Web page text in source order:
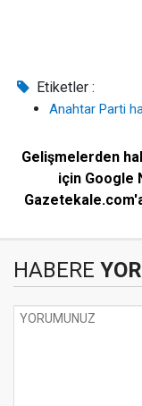
Etiketler :
Anahtar Parti
Gelişmelerden
için Google
HABERE